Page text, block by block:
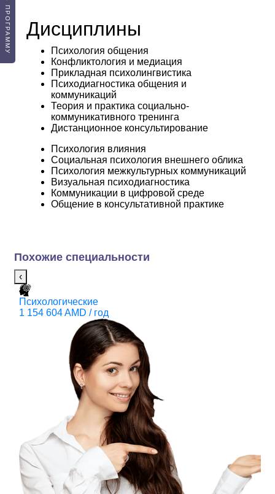
Дисциплины
Психология общения
Конфликтология и медиация
Прикладная психолингвистика
Психодиагностика общения и
коммуникаций
Теория и практика социально-
коммуникативного тренинга
Дистанционное консультирование
Психология влияния
Социальная психология внешнего облика
Психология межкультурных коммуникаций
Визуальная психодиагностика
Коммуникации в цифровой среде
Общение в консультативной практике
Похожие специальности
‹
Психологические
1 154 604 AMD / год